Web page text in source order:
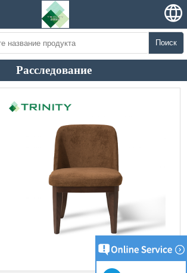
Поиск
Расследование